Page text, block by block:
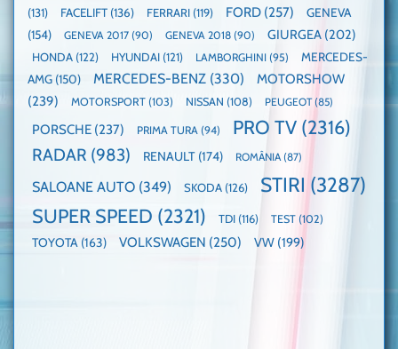
(131)
FACELIFT (136) FERRARI (119) FORD (257)
GENEVA
(154)
GENEVA 2017 (90) GENEVA 2018 (90) GIURGEA (202)
HONDA (122) HYUNDAI (121) LAMBORGHINI (95)
MERCEDES-
AMG (150) MERCEDES-BENZ (330)
MOTORSHOW
(239)
MOTORSPORT (103) NISSAN (108) PEUGEOT(85)
PORSCHE (237) PRIMA TURA (94) PRO TV (2316)
RADAR (983) RENAULT (174) ROMÂNIA(87)
SALOANE AUTO (349) SKODA (126) STIRI (3287)
SUPER SPEED (2321) TDI (116) TEST (102)
TOYOTA (163) VOLKSWAGEN (250) VW (199)